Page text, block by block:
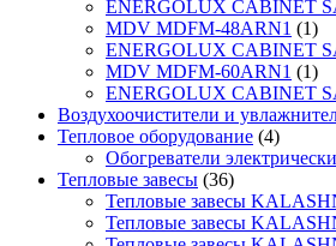
ENERGOLUX CABINET
MDV MDFM-48ARN1 (1)
ENERGOLUX CABINET
MDV MDFM-60ARN1 (1)
ENERGOLUX CABINET
Воздухоочистители и
Тепловое оборудование (4)
Обогреватели
Тепловые завесы (36)
Тепловые завесы
Тепловые завесы